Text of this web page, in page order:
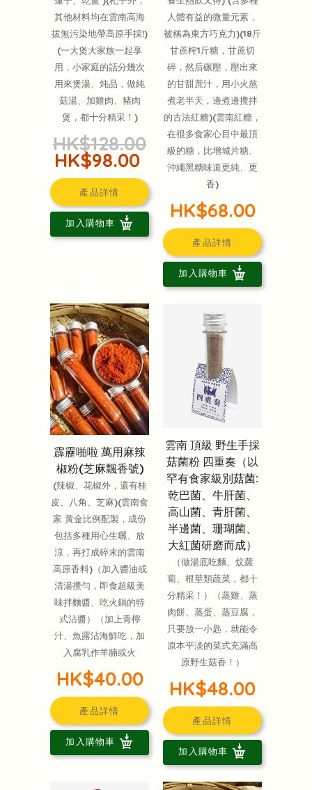
其他材料均在雲南高海
拔無污染地帶高原手採!)
(一大煲大家族一起享
用，小家庭的話分幾次
用來煲湯、炖品，做純
菇湯、加雞肉、豬肉
煲，都十分精采！)
HK$128.00
HK$98.00
產品詳情
加入購物車
人體有益的微量元素，
被稱為東方巧克力)(18斤
甘蔗榨1斤糖，甘蔗切
碎，然后碾壓，壓出來
的甘甜蔗汁，用小火熬
煮老半天，邊煮邊攪拌
的古法紅糖)(雲南紅糖，
在很多食家心目中最頂
級的糖，比增城片糖、
沖繩黑糖味道更純、更
香)
HK$68.00
產品詳情
加入購物車
霹靂啪啦 萬用麻辣
椒粉(芝麻飄香號)
(辣椒、花椒外，還有桂
皮、八角、芝麻)(雲南食
家 黃金比例配製，成份
包括多種用心生曬、放
涼，再打成碎末的雲南
高原香料)（加入醬油或
清湯攪勻，即食超級美
味拌麵醬、吃火鍋的特
式沾醬）（加上青檸
汁、魚露沾海鮮吃，加
入腐乳作羊腩或火
HK$40.00
產品詳情
加入購物車
雲南 頂級 野生手採
菇菌粉 四重奏（以
罕有食家級別菇菌:
乾巴菌、牛肝菌、
高山菌、青肝菌、
半邊菌、珊瑚菌、
大紅菌研磨而成）
（做湯底吃麵、炆蘿
蔔、根莖類蔬菜，都十
分精采！）（蒸雞、蒸
肉餅、蒸蛋、蒸豆腐，
只要放一小匙，就能令
原本平淡的菜式充滿高
原野生菇香！）
HK$48.00
產品詳情
加入購物車